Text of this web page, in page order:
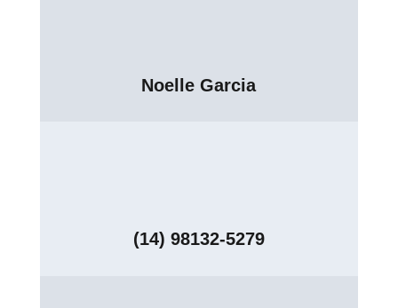
Noelle Garcia
(14) 98132-5279